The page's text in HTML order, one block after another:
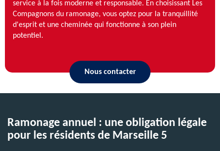
service à la fois moderne et responsable. En choisissant Les
Compagnons du ramonage, vous optez pour la tranquillité
d'esprit et une cheminée qui fonctionne à son plein
potentiel.
Nous contacter
Ramonage annuel : une obligation légale
pour les résidents de Marseille 5